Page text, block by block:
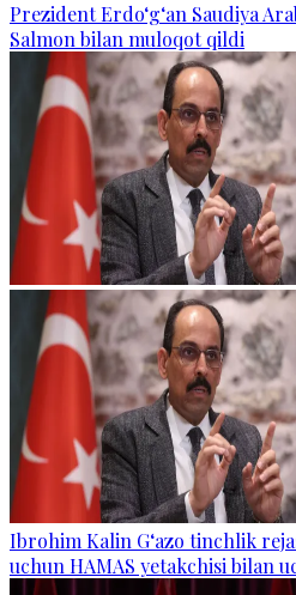
Prezident Erdo‘g‘an Saudiya
Salmon bilan muloqot qildi
Ibrohim Kalin G‘azo tinchlik
uchun HAMAS yetakchisi bilan